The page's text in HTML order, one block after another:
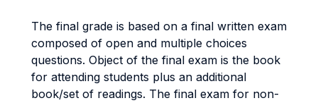
The final grade is based on a final written exam
composed of open and multiple choices
questions. Object of the final exam is the book
for attending students plus an additional
book/set of readings. The final exam for non-